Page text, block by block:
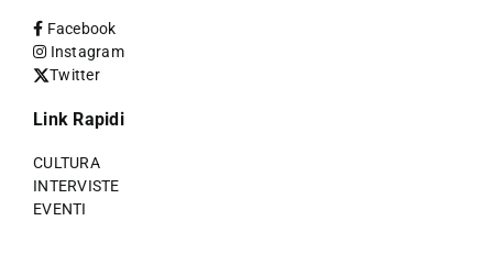
Facebook
Instagram
Twitter
Link Rapidi
CULTURA
INTERVISTE
EVENTI